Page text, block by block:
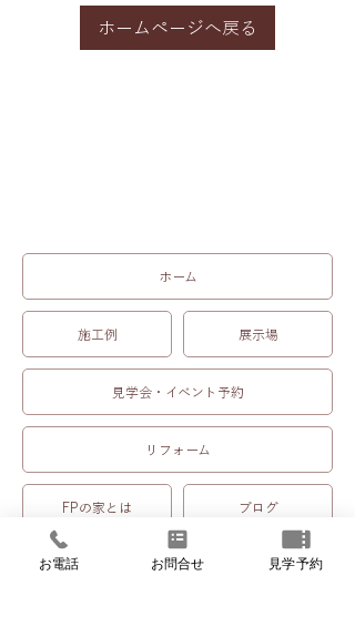
ホームページへ戻る
ホーム
施工例 展示場
見学会・イベント予約
リフォーム
FPの家とは ブログ
よくあるご質問
お電話 お問合せ 見学予約